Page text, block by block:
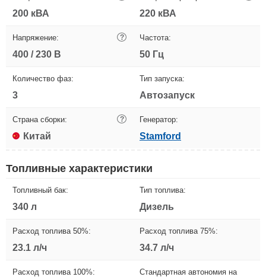
200 кВА 220 кВА
Напряжение: ?
400 / 230 В
Частота:
50 Гц
Количество фаз:
3
Тип запуска:
Автозапуск
Страна сборки: ?
Китай
Генератор:
Stamford
Топливные характеристики
Топливный бак:
340 л
Тип топлива:
Дизель
Расход топлива 50%:
23.1 л/ч
Расход топлива 75%:
34.7 л/ч
Расход топлива 100%:
Стандартная автономия на